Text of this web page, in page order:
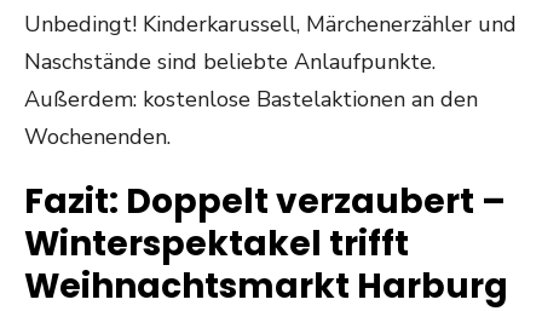
Unbedingt! Kinderkarussell, Märchenerzähler und
Naschstände sind beliebte Anlaufpunkte.
Außerdem: kostenlose Bastelaktionen an den
Wochenenden.
Fazit: Doppelt verzaubert –
Winterspektakel trifft
Weihnachtsmarkt Harburg